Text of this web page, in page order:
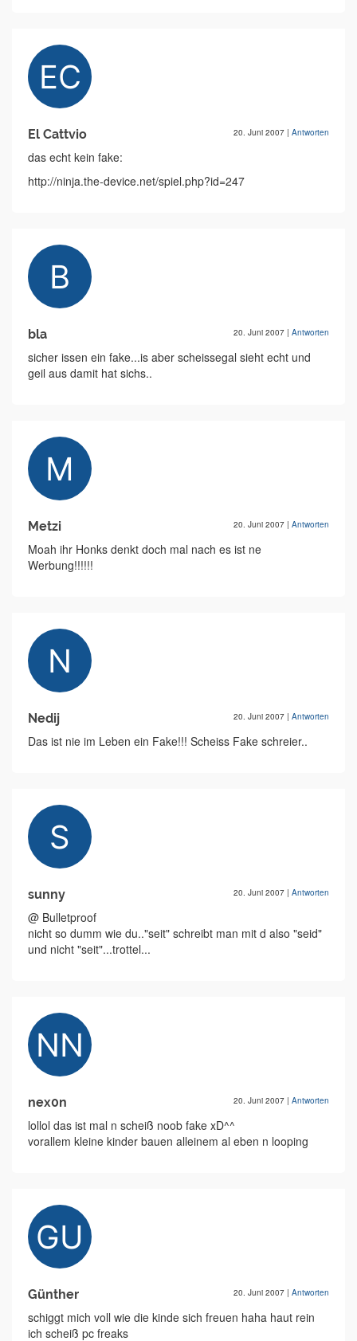
El Cattvio 20. Juni 2007 | Antworten
das echt kein fake:
http://ninja.the-device.net/spiel.php?id=247
bla 20. Juni 2007 | Antworten
sicher issen ein fake...is aber scheissegal sieht echt und
geil aus damit hat sichs..
Metzi 20. Juni 2007 | Antworten
Moah ihr Honks denkt doch mal nach es ist ne
Werbung!!!!!!
Nedij 20. Juni 2007 | Antworten
Das ist nie im Leben ein Fake!!! Scheiss Fake schreier..
sunny 20. Juni 2007 | Antworten
@ Bulletproof
nicht so dumm wie du.."seit" schreibt man mit d also "seid"
und nicht "seit"...trottel...
nex0n 20. Juni 2007 | Antworten
lollol das ist mal n scheiß noob fake xD^^
vorallem kleine kinder bauen alleinem al eben n looping
Günther 20. Juni 2007 | Antworten
schiggt mich voll wie die kinde sich freuen haha haut rein
ich scheiß pc freaks